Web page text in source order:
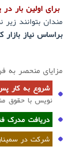
برای اولین بار در
مندان بتوانند
براساس نیاز بازار
مزایای منحصر به
شروع به کار
نویس با حقوق
دریافت مدرک
شرکت در